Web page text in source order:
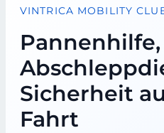
VINTRICA MOBILITY
Pannenhilfe,
Sicherheit
Fahrt